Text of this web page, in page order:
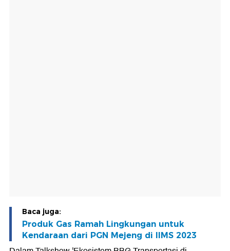
Baca juga:
Produk Gas Ramah Lingkungan untuk
Kendaraan dari PGN Mejeng di IIMS 2023